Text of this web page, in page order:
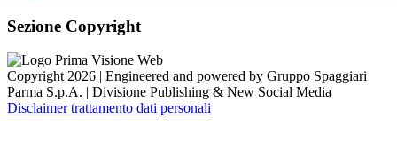
Sezione Copyright
Copyright 2026 | Engineered and powered by Gruppo Spaggiari
Parma S.p.A. | Divisione Publishing & New Social Media
Disclaimer trattamento dati personali